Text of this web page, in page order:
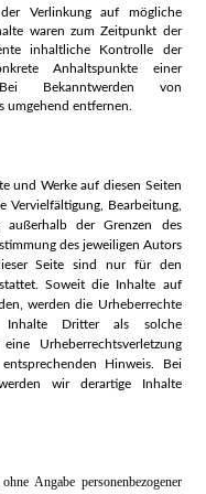
Verlinkung auf mögliche
waren zum Zeitpunkt der
inhaltliche Kontrolle der
Anhaltspunkte einer
Bekanntwerden von
umgehend entfernen.
und Werke auf diesen Seiten
Vervielfältigung, Bearbeitung,
der Grenzen des
des jeweiligen Autors
Seite sind nur für den
Soweit die Inhalte auf
werden die Urheberrechte
Inhalte Dritter als solche
Urheberrechtsverletzung
Hinweis. Bei
wir derartige Inhalte
Angabe personenbezogener